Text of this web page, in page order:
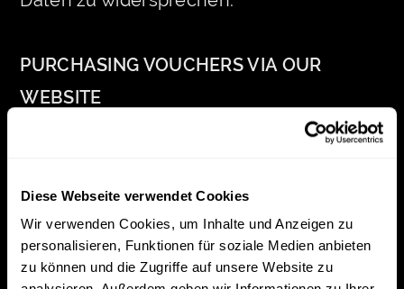
Diese Webseite verwendet Cookies
Wir verwenden Cookies, um Inhalte und Anzeigen zu
personalisieren, Funktionen für soziale Medien anbieten
zu können und die Zugriffe auf unsere Website zu
PURCHASING VOUCHERS VIA OUR
WEBSITE
processing
On our website, you have the option to
purchase vouchers. If you use this option,